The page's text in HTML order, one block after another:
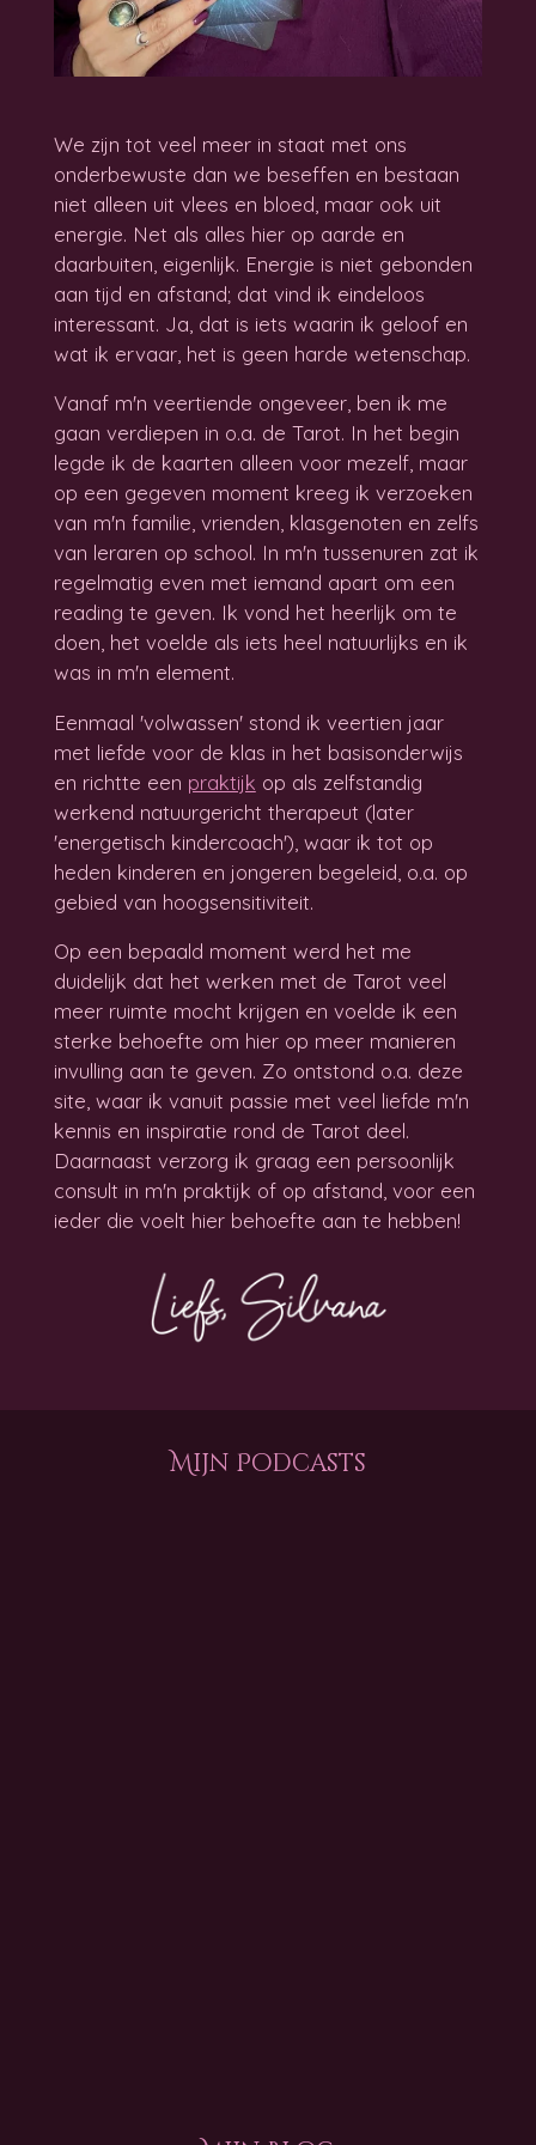
We zijn tot veel meer in staat met ons
onderbewuste dan we beseffen en bestaan
niet alleen uit vlees en bloed, maar ook uit
energie. Net als alles hier op aarde en
daarbuiten, eigenlijk. Energie is niet gebonden
aan tijd en afstand; dat vind ik eindeloos
interessant. Ja, dat is iets waarin ik geloof en
wat ik ervaar, het is geen harde wetenschap.
Vanaf m'n veertiende ongeveer, ben ik me
gaan verdiepen in o.a. de Tarot. In het begin
legde ik de kaarten alleen voor mezelf, maar
op een gegeven moment kreeg ik verzoeken
van m'n familie, vrienden, klasgenoten en zelfs
van leraren op school. In m'n tussenuren zat ik
regelmatig even met iemand apart om een
reading te geven. Ik vond het heerlijk om te
doen, het voelde als iets heel natuurlijks en ik
was in m'n element.
Eenmaal 'volwassen' stond ik veertien jaar
met liefde voor de klas in het basisonderwijs
en richtte een praktijk op als zelfstandig
werkend natuurgericht therapeut (later
'energetisch kindercoach'), waar ik tot op
heden kinderen en jongeren begeleid, o.a. op
gebied van hoogsensitiviteit.
Op een bepaald moment werd het me
duidelijk dat het werken met de Tarot veel
meer ruimte mocht krijgen en voelde ik een
sterke behoefte om hier op meer manieren
invulling aan te geven. Zo ontstond o.a. deze
site, waar ik vanuit passie met veel liefde m'n
kennis en inspiratie rond de Tarot deel.
Daarnaast verzorg ik graag een persoonlijk
consult in m'n praktijk of op afstand, voor een
ieder die voelt hier behoefte aan te hebben!
Mijn Podcasts